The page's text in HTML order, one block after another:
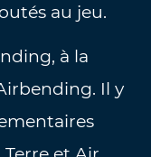
au jeu.
à la
Il y